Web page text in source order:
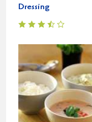
Dressing